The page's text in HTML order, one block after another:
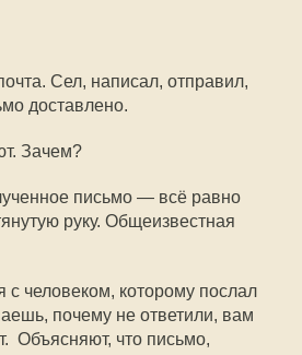
Сел, написал, отправил,
доставлено.
Зачем?
письмо — всё равно
руку. Общеизвестная
с человеком, которому послал
почему не ответили, вам
Объясняют, что письмо,